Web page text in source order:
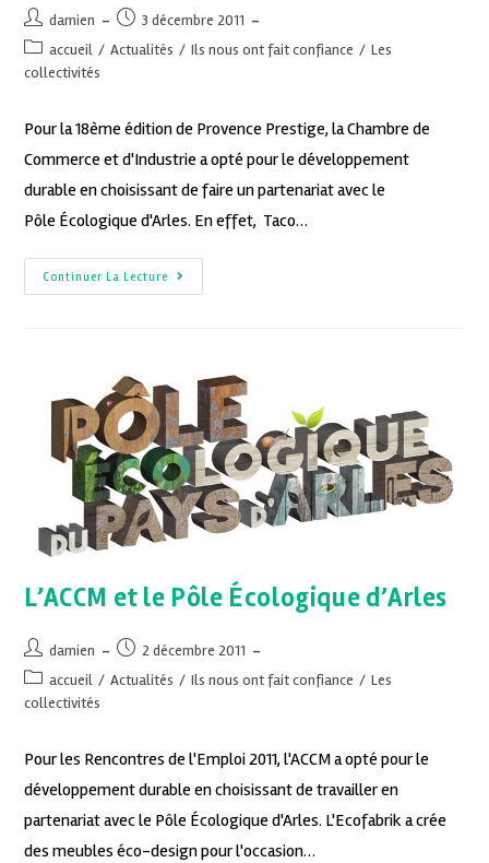
damien
3 décembre 2011
accueil / Actualités / Ils nous ont fait confiance / Les
collectivités
Pour la 18ème édition de Provence Prestige, la Chambre de
Commerce et d'Industrie a opté pour le développement
durable en choisissant de faire un partenariat avec le
Pôle Écologique d'Arles. En effet, Taco…
Continuer La Lecture
L’ACCM et le Pôle Écologique d’Arles
damien
2 décembre 2011
accueil / Actualités / Ils nous ont fait confiance / Les
collectivités
Pour les Rencontres de l'Emploi 2011, l'ACCM a opté pour le
développement durable en choisissant de travailler en
partenariat avec le Pôle Écologique d'Arles. L'Ecofabrik a crée
des meubles éco-design pour l'occasion…